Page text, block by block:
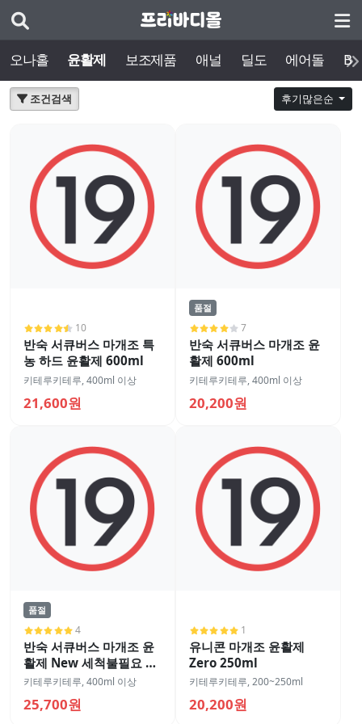
오나홀 윤활제 보조제품 애널 딜도 에어돌
조건검색 후기많은순
10
반숙 서큐버스 마개조 특
농 하드 윤활제 600ml
키테루키테루,400ml 이상
21,600원
품절
7
반숙 서큐버스 마개조 윤
활제 600ml
키테루키테루,400ml 이상
20,200원
품절
4
반숙 서큐버스 마개조 윤
활제 New 세척불필요 타
입 600ml
키테루키테루,400ml 이상
25,700원
1
유니콘 마개조 윤활제
Zero 250ml
키테루키테루,200~250ml
20,200원